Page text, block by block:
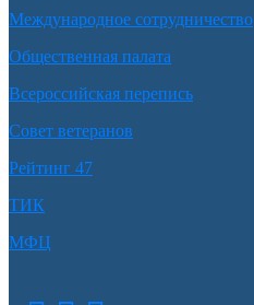
Международное сотрудничество
Общественная палата
Всероссийская перепись
Совет ветеранов
Рейтинг 47
ТИК
МФЦ